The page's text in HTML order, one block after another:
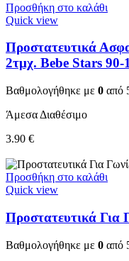
Προσθήκη στο καλάθι
Quick view
Προστατευτικά
2τμχ. Bebe Stars 90-
Βαθμολογήθηκε με 0 από
Άμεσα Διαθέσιμο
3.90 €
Προσθήκη στο καλάθι
Quick view
Προστατευτικά Για
Βαθμολογήθηκε με 0 από